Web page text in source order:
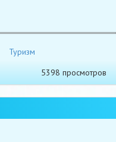
Туризм
5398 просмотров